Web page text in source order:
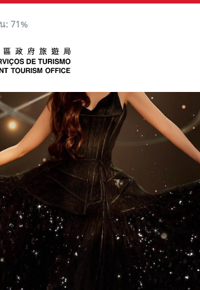
: 71%
ฐบาลมาเก๊า
ภาพขยาย